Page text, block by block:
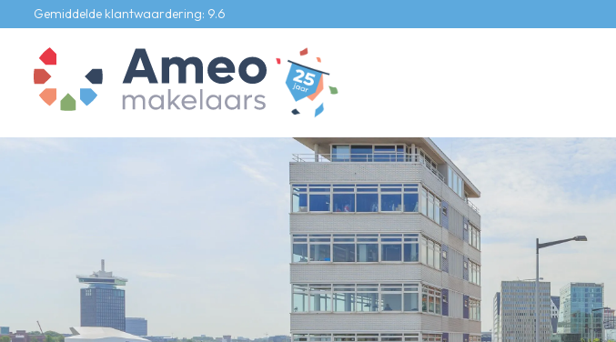
Gemiddelde klantwaardering: 9.6
Onze diensten
Verkoopmakelaar
Aankoopmakelaar